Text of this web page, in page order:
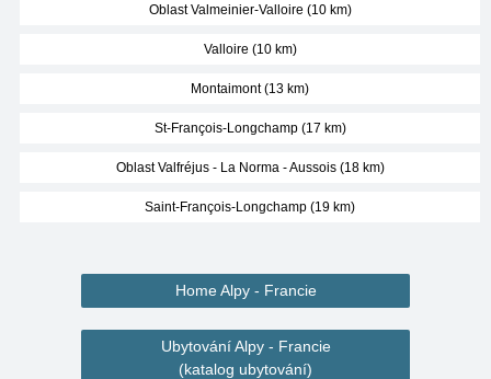
Oblast Valmeinier-Valloire (10 km)
Valloire (10 km)
Montaimont (13 km)
St-François-Longchamp (17 km)
Oblast Valfréjus - La Norma - Aussois (18 km)
Saint-François-Longchamp (19 km)
Home Alpy - Francie
Ubytování Alpy - Francie
(katalog ubytování)